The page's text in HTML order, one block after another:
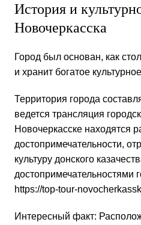
История и
Новочеркасска
Город был основан, как
и хранит богатое
Территория города
ведется трансляция
Новочеркасске находятся
достопримечательности,
культуру донского
достопримечательностями
https://top-tour-
Интересный факт: